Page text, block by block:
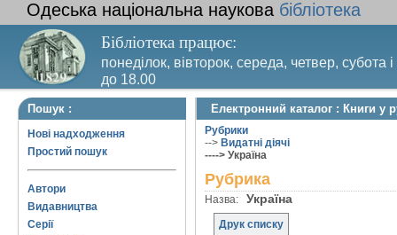
Одеська національна наукова бібліотека
Бібліотека працює:
понеділок, вівторок, середа, четвер, субота
до 18.00
Вихідний день – п’ятниця. Останній четвер
Пошук :
Нові надходження
Простий пошук
Автори
Видавництва
Серії
Електронний каталог : Книги у
Рубрики
--> Видатні діячі
----> Україна
Рубрика
Назва: Україна
Друк списку